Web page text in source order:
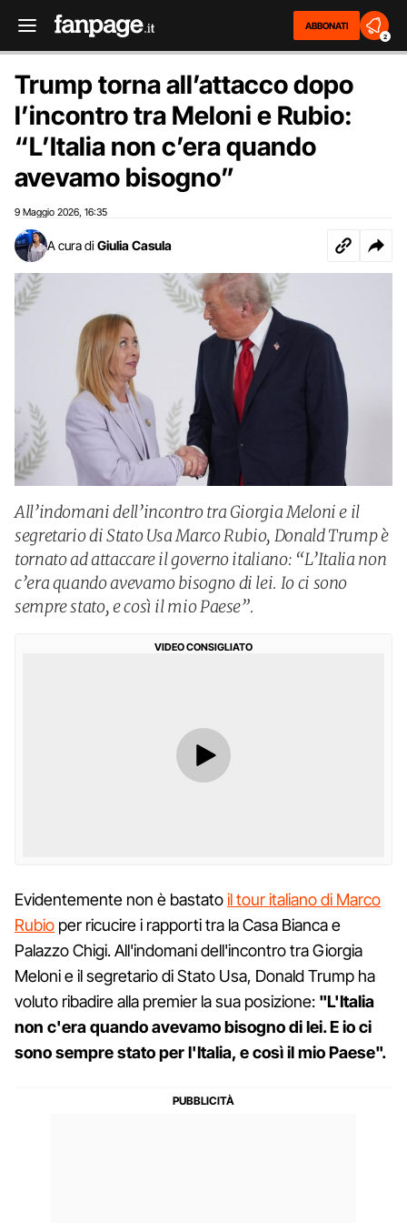
ABBONATI
2
Trump torna all’attacco dopo
l’incontro tra Meloni e Rubio:
“L’Italia non c’era quando
avevamo bisogno”
9 Maggio 2026 16:35
A cura di Giulia Casula
All’indomani dell’incontro tra Giorgia Meloni e il
segretario di Stato Usa Marco Rubio, Donald Trump è
tornato ad attaccare il governo italiano: “L’Italia non
c’era quando avevamo bisogno di lei. Io ci sono
sempre stato, e così il mio Paese”.
VIDEO CONSIGLIATO
Evidentemente non è bastatoil tour italiano di Marco
Rubio per ricucire i rapporti tra la Casa Bianca e
Palazzo Chigi. All'indomani dell'incontro tra Giorgia
Meloni e il segretario di Stato Usa, Donald Trump ha
voluto ribadire alla premier la sua posizione: "L'Italia
non c'era quando avevamo bisogno di lei. E io ci
sono sempre stato per l'Italia, e così il mio Paese".